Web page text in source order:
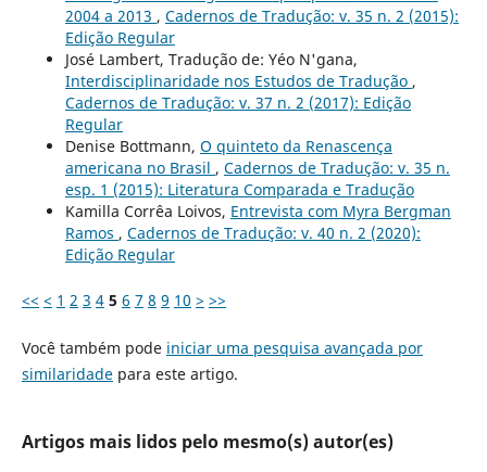
2004 a 2013 , Cadernos de Tradução: v. 35 n. 2 (2015):
Edição Regular
José Lambert, Tradução de: Yéo N'gana,
Interdisciplinaridade nos Estudos de Tradução ,
Cadernos de Tradução: v. 37 n. 2 (2017): Edição
Regular
Denise Bottmann, O quinteto da Renascença
americana no Brasil , Cadernos de Tradução: v. 35 n.
esp. 1 (2015): Literatura Comparada e Tradução
Kamilla Corrêa Loivos, Entrevista com Myra Bergman
Ramos , Cadernos de Tradução: v. 40 n. 2 (2020):
Edição Regular
<< < 1 2 3 4 5 6 7 8 9 10 > >>
Você também pode iniciar uma pesquisa avançada por
similaridadepara este artigo.
Artigos mais lidos pelo mesmo(s) autor(es)